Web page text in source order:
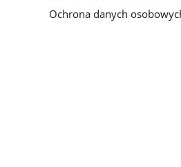
Ochrona danych